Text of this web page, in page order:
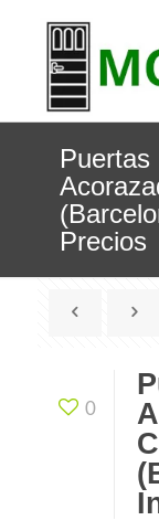
Puertas
Precios
0